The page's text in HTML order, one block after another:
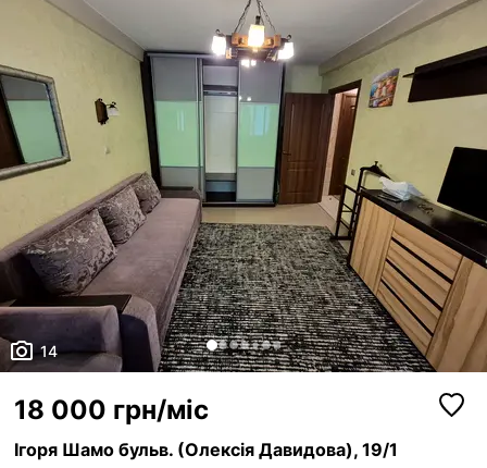
для відпочинку в районі. У пішій доступності: АТБ; відділе...
14
18 000 грн/міс
Ігоря Шамо бульв. (Олексія Давидова), 19/1